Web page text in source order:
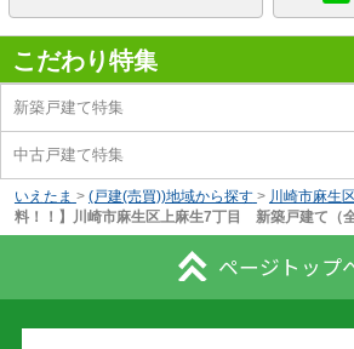
こだわり特集
新築戸建て特集
中古戸建て特集
いえたま > (戸建(売買))地域から探す > 川崎市麻生
料！！】川崎市麻生区上麻生7丁目 新築戸建て（
ページトップ